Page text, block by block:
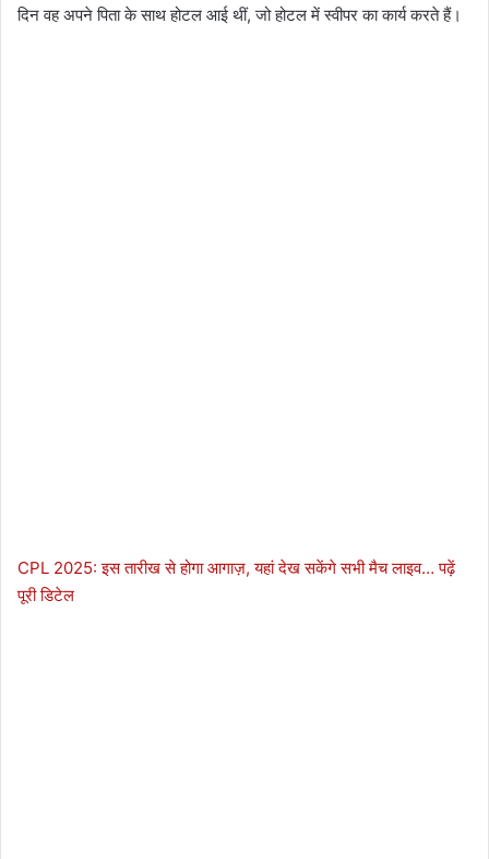
दिन वह अपने पिता के साथ होटल आई थीं, जो होटल में स्वीपर का कार्य करते हैं।
CPL 2025: इस तारीख से होगा आगाज़, यहां देख सकेंगे सभी मैच लाइव… पढ़ें
पूरी डिटेल